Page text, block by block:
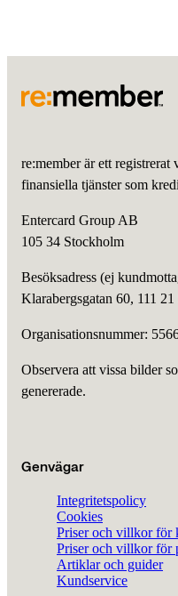
re:member är ett registrerat
finansiella tjänster som
Entercard Group AB
105 34 Stockholm
Besöksadress (ej
Klarabergsgatan 60, 111
Organisationsnummer:
Observera att vissa bilder
genererade.
Genvägar
Integritetspolicy
Cookies
Priser och villkor för
Priser och villkor för
Artiklar och guider
Kundservice